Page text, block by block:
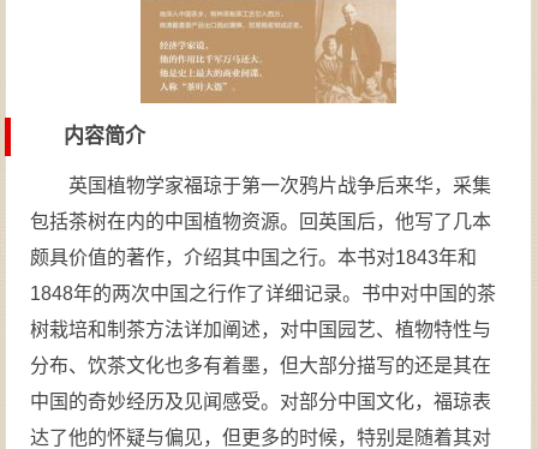
内容简介
英国植物学家福琼于第一次鸦片战争后来华，采集
包括茶树在内的中国植物资源。回英国后，他写了几本
颇具价值的著作，介绍其中国之行。本书对1843年和
1848年的两次中国之行作了详细记录。书中对中国的茶
树栽培和制茶方法详加阐述，对中国园艺、植物特性与
分布、饮茶文化也多有着墨，但大部分描写的还是其在
中国的奇妙经历及见闻感受。对部分中国文化，福琼表
达了他的怀疑与偏见，但更多的时候，特别是随着其对